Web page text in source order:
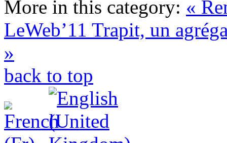
More in this category: «
LeWeb’11 Trapit, un
»
back to top